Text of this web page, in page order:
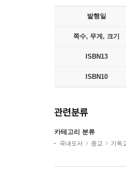
발행일
쪽수, 무게, 크기
ISBN13
ISBN10
관련분류
카테고리 분류
국내도서 종교 기독